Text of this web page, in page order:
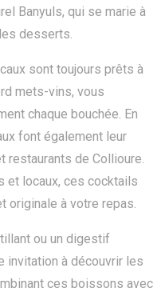
Banyuls, qui se marie à
desserts.
sont toujours prêts à
mets-vins, vous
chaque bouchée. En
font également leur
restaurants de Collioure.
et locaux, ces cocktails
originale à votre repas.
ou un digestif
invitation à découvrir les
ces boissons avec